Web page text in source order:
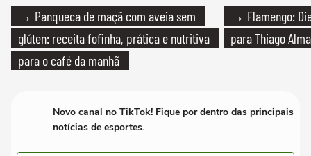
→ Panqueca de maçã com aveia sem
glúten: receita fofinha, prática e nutritiva
para o café da manhã
→ Flamengo:
para Thiago
Novo canal no TikTok! Fique por dentro das principais
notícias de esportes.